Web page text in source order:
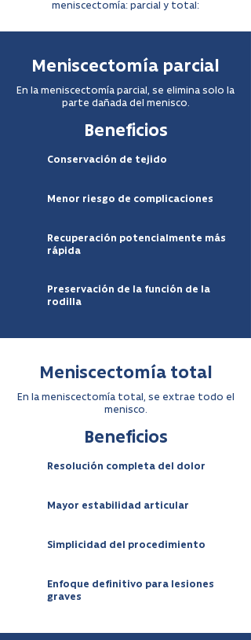
meniscectomía: parcial y total:
Meniscectomía parcial
En la meniscectomía parcial, se elimina solo la
parte dañada del menisco.
Beneficios
Conservación de tejido
Menor riesgo de complicaciones
Recuperación potencialmente más
rápida
Preservación de la función de la
rodilla
Meniscectomía total
En la meniscectomía total, se extrae todo el
menisco.
Beneficios
Resolución completa del dolor
Mayor estabilidad articular
Simplicidad del procedimiento
Enfoque definitivo para lesiones
graves